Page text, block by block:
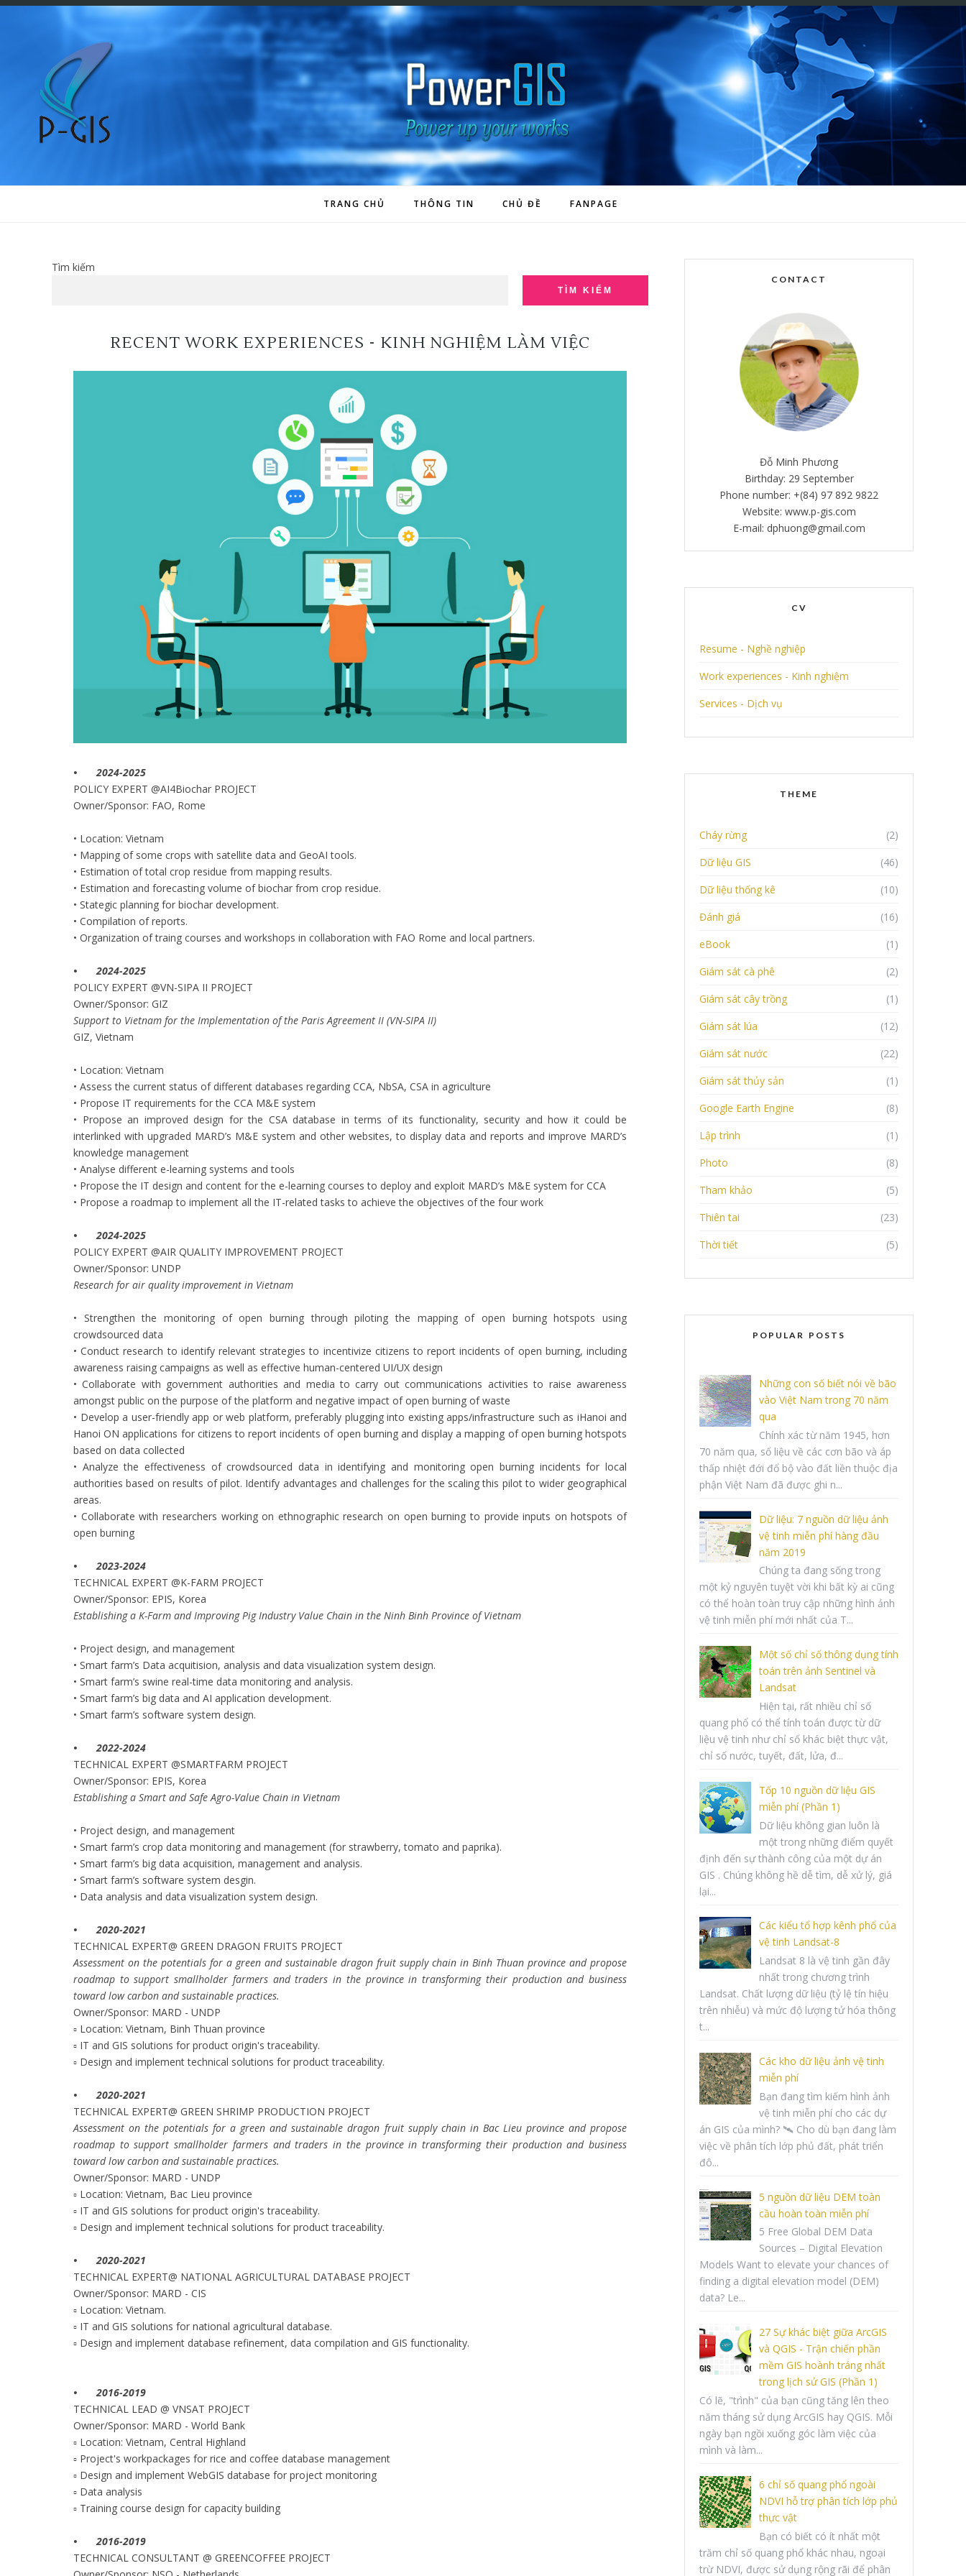
TRANG CHỦ THÔNG TIN CHỦ ĐỀ FANPAGE
Tìm kiếm
RECENT WORK EXPERIENCES - KINH NGHIỆM LÀM VIỆC
•
2024-2025
POLICY EXPERT @AI4Biochar PROJECT
Owner/Sponsor: FAO, Rome
• Location: Vietnam
• Mapping of some crops with satellite data and GeoAI tools.
• Estimation of total crop residue from mapping results.
• Estimation and forecasting volume of biochar from crop residue.
• Stategic planning for biochar development.
• Compilation of reports.
• Organization of traing courses and workshops in collaboration with FAO Rome and local partners.
•
2024-2025
POLICY EXPERT @VN-SIPA II PROJECT
Owner/Sponsor: GIZ
Support to Vietnam for the Implementation of the Paris Agreement II (VN-SIPA II)
GIZ, Vietnam
• Location: Vietnam
• Assess the current status of different databases regarding CCA, NbSA, CSA in agriculture
• Propose IT requirements for the CCA M&E system
• Propose an improved design for the CSA database in terms of its functionality, security and how it could be
interlinked with upgraded MARD’s M&E system and other websites, to display data and reports and improve MARD’s
knowledge management
• Analyse different e-learning systems and tools
• Propose the IT design and content for the e-learning courses to deploy and exploit MARD’s M&E system for CCA
• Propose a roadmap to implement all the IT-related tasks to achieve the objectives of the four work
•
2024-2025
POLICY EXPERT @AIR QUALITY IMPROVEMENT PROJECT
Owner/Sponsor: UNDP
Research for air quality improvement in Vietnam
• Strengthen the monitoring of open burning through piloting the mapping of open burning hotspots using
crowdsourced data
• Conduct research to identify relevant strategies to incentivize citizens to report incidents of open burning, including
awareness raising campaigns as well as effective human-centered UI/UX design
• Collaborate with government authorities and media to carry out communications activities to raise awareness
amongst public on the purpose of the platform and negative impact of open burning of waste
• Develop a user-friendly app or web platform, preferably plugging into existing apps/infrastructure such as iHanoi and
Hanoi ON applications for citizens to report incidents of open burning and display a mapping of open burning hotspots
based on data collected
• Analyze the effectiveness of crowdsourced data in identifying and monitoring open burning incidents for local
authorities based on results of pilot. Identify advantages and challenges for the scaling this pilot to wider geographical
areas.
• Collaborate with researchers working on ethnographic research on open burning to provide inputs on hotspots of
open burning
•
2023-2024
TECHNICAL EXPERT @K-FARM PROJECT
Owner/Sponsor: EPIS, Korea
Establishing a K-Farm and Improving Pig Industry Value Chain in the Ninh Binh Province of Vietnam
• Project design, and management
• Smart farm’s Data acquitision, analysis and data visualization system design.
• Smart farm’s swine real-time data monitoring and analysis.
• Smart farm’s big data and AI application development.
• Smart farm’s software system design.
•
2022-2024
TECHNICAL EXPERT @SMARTFARM PROJECT
Owner/Sponsor: EPIS, Korea
Establishing a Smart and Safe Agro-Value Chain in Vietnam
• Project design, and management
• Smart farm’s crop data monitoring and management (for strawberry, tomato and paprika).
• Smart farm’s big data acquisition, management and analysis.
• Smart farm’s software system desgin.
• Data analysis and data visualization system design.
•
2020-2021
TECHNICAL EXPERT@ GREEN DRAGON FRUITS PROJECT
Assessment on the potentials for a green and sustainable dragon fruit supply chain in Binh Thuan province and propose
roadmap to support smallholder farmers and traders in the province in transforming their production and business
toward low carbon and sustainable practices.
Owner/Sponsor: MARD - UNDP
▫ Location: Vietnam, Binh Thuan province
▫ IT and GIS solutions for product origin's traceability.
▫ Design and implement technical solutions for product traceability.
•
2020-2021
TECHNICAL EXPERT@ GREEN SHRIMP PRODUCTION PROJECT
Assessment on the potentials for a green and sustainable dragon fruit supply chain in Bac Lieu province and propose
roadmap to support smallholder farmers and traders in the province in transforming their production and business
toward low carbon and sustainable practices.
Owner/Sponsor: MARD - UNDP
▫ Location: Vietnam, Bac Lieu province
▫ IT and GIS solutions for product origin's traceability.
▫ Design and implement technical solutions for product traceability.
•
2020-2021
TECHNICAL EXPERT@ NATIONAL AGRICULTURAL DATABASE PROJECT
Owner/Sponsor: MARD - CIS
▫ Location: Vietnam.
▫ IT and GIS solutions for national agricultural database.
▫ Design and implement database refinement, data compilation and GIS functionality.
•
2016-2019
TECHNICAL LEAD @ VNSAT PROJECT
Owner/Sponsor: MARD - World Bank
▫ Location: Vietnam, Central Highland
▫ Project's workpackages for rice and coffee database management
▫ Design and implement WebGIS database for project monitoring
▫ Data analysis
▫ Training course design for capacity building
•
2016-2019
TECHNICAL CONSULTANT @ GREENCOFFEE PROJECT
CONTACT
Đỗ Minh Phương
Birthday: 29 September
Phone number: +(84) 97 892 9822
Website: www.p-gis.com
E-mail: dphuong@gmail.com
CV
Resume - Nghề nghiệp
Work experiences - Kinh nghiệm
Services - Dịch vụ
THEME
Cháy rừng
(2)
Dữ liệu GIS
(46)
Dữ liệu thống kê
(10)
Đánh giá
(16)
eBook
(1)
Giám sát cà phê
(2)
Giám sát cây trồng
(1)
Giám sát lúa
(12)
Giám sát nước
(22)
Giám sát thủy sản
(1)
Google Earth Engine
(8)
Lập trình
(1)
Photo
(8)
Tham khảo
(5)
Thiên tai
(23)
Thời tiết
(5)
POPULAR POSTS
Những con số biết nói về bão
vào Việt Nam trong 70 năm
qua
Chính xác từ năm 1945, hơn
70 năm qua, số liệu về các cơn bão và áp
thấp nhiệt đới đổ bộ vào đất liền thuộc địa
phận Việt Nam đã được ghi n...
Dữ liệu: 7 nguồn dữ liệu ảnh
vệ tinh miễn phí hàng đầu
năm 2019
Chúng ta đang sống trong
một kỷ nguyên tuyệt vời khi bất kỳ ai cũng
có thể hoàn toàn truy cập những hình ảnh
vệ tinh miễn phí mới nhất của T...
Một số chỉ số thông dụng tính
toán trên ảnh Sentinel và
Landsat
Hiện tại, rất nhiều chỉ số
quang phổ có thể tính toán được từ dữ
liệu vệ tinh như chỉ số khác biệt thực vật,
chỉ số nước, tuyết, đất, lửa, đ...
Tốp 10 nguồn dữ liệu GIS
miễn phí (Phần 1)
Dữ liệu không gian luôn là
một trong những điểm quyết
định đến sự thành công của một dự án
GIS . Chúng không hề dễ tìm, dễ xử lý, giá
lại...
Các kiểu tổ hợp kênh phổ của
vệ tinh Landsat-8
Landsat 8 là vệ tinh gần đây
nhất trong chương trình
Landsat. Chất lượng dữ liệu (tỷ lệ tín hiệu
trên nhiễu) và mức độ lượng tử hóa thông
t...
Các kho dữ liệu ảnh vệ tinh
miễn phí
Bạn đang tìm kiếm hình ảnh
vệ tinh miễn phí cho các dự
án GIS của mình? 🛰️ Cho dù bạn đang làm
việc về phân tích lớp phủ đất, phát triển
đô...
5 nguồn dữ liệu DEM toàn
cầu hoàn toàn miễn phí
5 Free Global DEM Data
Sources – Digital Elevation
Models Want to elevate your chances of
finding a digital elevation model (DEM)
data? Le...
27 Sự khác biệt giữa ArcGIS
và QGIS - Trận chiến phần
mềm GIS hoành tráng nhất
trong lịch sử GIS (Phần 1)
Có lẽ, "trình" của bạn cũng tăng lên theo
năm tháng sử dụng ArcGIS hay QGIS. Mỗi
ngày bạn ngồi xuống góc làm việc của
mình và làm...
6 chỉ số quang phổ ngoài
NDVI hỗ trợ phân tích lớp phủ
thực vật
Bạn có biết có ít nhất một
trăm chỉ số quang phổ khác nhau, ngoại
trừ NDVI, được sử dụng rộng rãi để phân